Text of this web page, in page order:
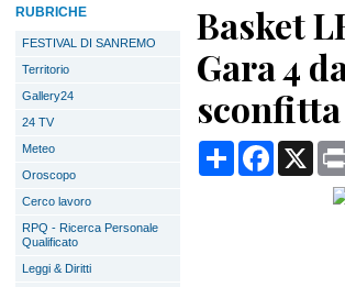
RUBRICHE
FESTIVAL DI SANREMO
Territorio
Gallery24
24 TV
Meteo
Oroscopo
Cerco lavoro
RPQ - Ricerca Personale
Qualificato
Leggi & Diritti
Basket
Gara 4
sconfitta
Condividi X